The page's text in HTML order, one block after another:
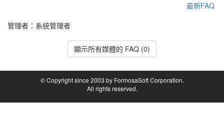
最新FAQ
管理者： 系統管理者
顯示所有媒體的 FAQ (0)
© Copyright since 2003 by FormosaSoft Corporation.
All rights reserved.